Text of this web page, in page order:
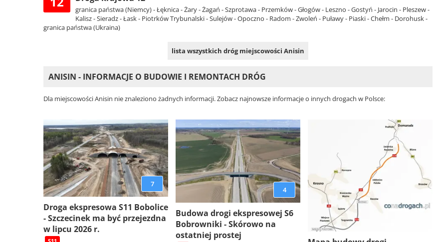
granica państwa (Niemcy) - Łęknica - Żary - Żagań - Szprotawa - Przemków - Głogów - Leszno - Gostyń - Jarocin - Pleszew -
Kalisz - Sieradz - Łask - Piotrków Trybunalski - Sulejów - Opoczno - Radom - Zwoleń - Puławy - Piaski - Chełm - Dorohusk -
granica państwa (Ukraina)
lista wszystkich dróg miejscowości Anisin
ANISIN - INFORMACJE O BUDOWIE I REMONTACH DRÓG
Dla miejscowości Anisin nie znaleziono żadnych informacji. Zobacz najnowsze informacje o innych drogach w Polsce:
7
Droga ekspresowa S11 Bobolice
- Szczecinek ma być przejezdna
w lipcu 2026 r.
4
Budowa drogi ekspresowej S6
Bobrowniki - Skórowo na
ostatniej prostej